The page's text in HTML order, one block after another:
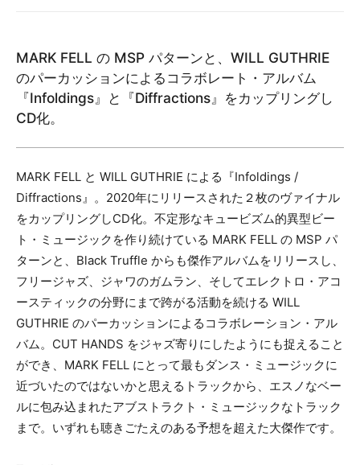
フォーマット
レコード
CD
その他
メールアドレス（必須）
MARK FELL の MSP パターンと、WILL GUTHRIE
のパーカッションによるコラボレート・アルバム
『Infoldings』と『Diffractions』をカップリングし
CD化。
MARK FELL と WILL GUTHRIE による『Infoldings /
Diffractions』。2020年にリリースされた２枚のヴァイナル
をカップリングしCD化。不定形なキュービズム的異型ビー
ト・ミュージックを作り続けている MARK FELL の MSP パ
ターンと、Black Truffle からも傑作アルバムをリリースし、
フリージャズ、ジャワのガムラン、そしてエレクトロ・アコ
ースティックの分野にまで跨がる活動を続ける WILL
GUTHRIE のパーカッションによるコラボレーション・アル
バム。CUT HANDS をジャズ寄りにしたようにも捉えること
ができ、MARK FELL にとって最もダンス・ミュージックに
近づいたのではないかと思えるトラックから、エスノなベー
ルに包み込まれたアブストラクト・ミュージックなトラック
まで。いずれも聴きごたえのある予想を超えた大傑作です。